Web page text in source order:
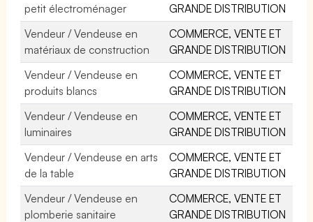
petit électroménager
GRANDE DISTRIBUTION
Vendeur / Vendeuse en
matériaux de construction
COMMERCE, VENTE ET
GRANDE DISTRIBUTION
Vendeur / Vendeuse en
produits blancs
COMMERCE, VENTE ET
GRANDE DISTRIBUTION
Vendeur / Vendeuse en
luminaires
COMMERCE, VENTE ET
GRANDE DISTRIBUTION
Vendeur / Vendeuse en arts
de la table
COMMERCE, VENTE ET
GRANDE DISTRIBUTION
Vendeur / Vendeuse en
plomberie sanitaire
COMMERCE, VENTE ET
GRANDE DISTRIBUTION